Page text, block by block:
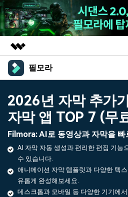
주요 제품
유틸리티
비즈니스
개요
솔루션
회사 소개
뉴스룸
플랜 및 가격
도움말 센터
필모라
플랫폼
기능
AI
AI 꿀팁
영상 편집 자료실
동영상 편집하기
도움말 센터
필모라 정보
2026년 자막 추가
자막 앱 TOP 7 (무
Filmora: AI로 동영상과 자막을 빠
AI 자막 자동 생성과 편리한 편집 기능
수 있습니다.
애니메이션 자막 템플릿과 다양한 텍
유롭게 완성해보세요.
데스크톱과 모바일 등 다양한 기기에